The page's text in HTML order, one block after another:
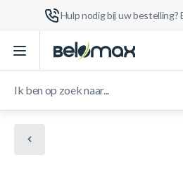
Hulp nodig bij uw bestelling?
Ga naar de inhoud